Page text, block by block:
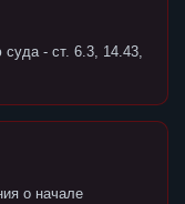
суда - ст. 6.3, 14.43,
о начале